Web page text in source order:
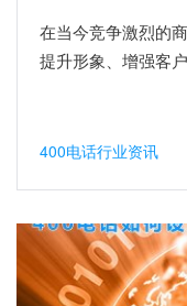
在当今竞争激烈的
提升形象、增强客
400电话行业资讯